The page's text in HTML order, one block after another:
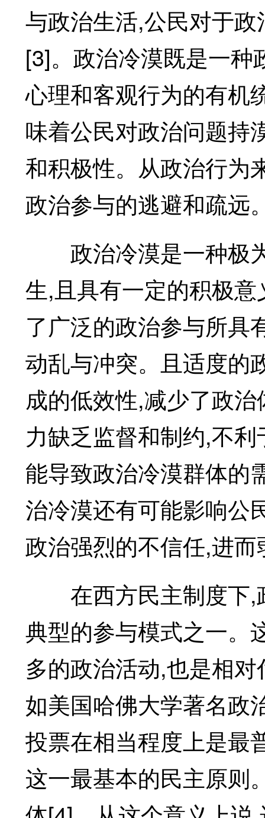
与政治生活,公民对于
[3]。政治冷漠既是一
心理和客观行为的有机
味着公民对政治问题持
和积极性。从政治行为
政治参与的逃避和疏远
政治冷漠是一种极
生,且具有一定的积极
了广泛的政治参与所具
动乱与冲突。且适度的
成的低效性,减少了政
力缺乏监督和制约,不
能导致政治冷漠群体的
治冷漠还有可能影响公
政治强烈的不信任,进
在西方民主制度下,
典型的参与模式之一。
多的政治活动,也是相
如美国哈佛大学著名政
投票在相当程度上是最
这一最基本的民主原则